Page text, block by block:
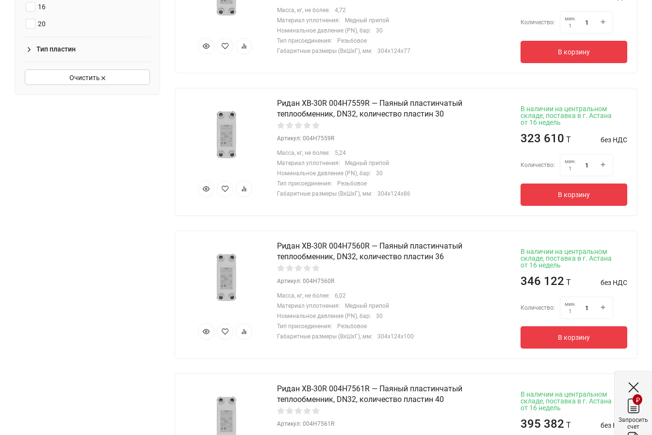
16
20
Тип пластин
Очистить
Масса, кг, не более:
4,72
Материал уплотнения:
Медный припой
Номинальное давление (PN), бар:
30
Тип присоединения:
Резьбовое
Габаритные размеры (ВхШхГ), мм:
304x124x77
Количество:
мин.
1
В корзину
Ридан XB-30R 004H7559R — Паяный пластинчатый
теплообменник, DN32, количество пластин 30
Артикул: 004H7559R
Масса, кг, не более:
5,24
Материал уплотнения:
Медный припой
Номинальное давление (PN), бар:
30
Тип присоединения:
Резьбовое
Габаритные размеры (ВхШхГ), мм:
304x124x86
В наличии на центральном
складе, поставка в г. Астана
от 16 недель
323 610 T без НДС
Количество:
мин.
1
В корзину
Ридан XB-30R 004H7560R — Паяный пластинчатый
теплообменник, DN32, количество пластин 36
Артикул: 004H7560R
Масса, кг, не более:
6,02
Материал уплотнения:
Медный припой
Номинальное давление (PN), бар:
30
Тип присоединения:
Резьбовое
Габаритные размеры (ВхШхГ), мм:
304x124x100
В наличии на центральном
складе, поставка в г. Астана
от 16 недель
346 122 T без НДС
Количество:
мин.
1
В корзину
Ридан XB-30R 004H7561R — Паяный пластинчатый
теплообменник, DN32, количество пластин 40
Артикул: 004H7561R
В наличии на центральном
складе, поставка в г. Астана
от 16 недель
395 382 T без НДС
₽
Запросить
счет